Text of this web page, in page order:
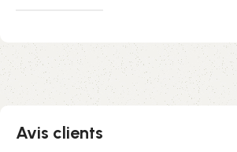
Avis clients